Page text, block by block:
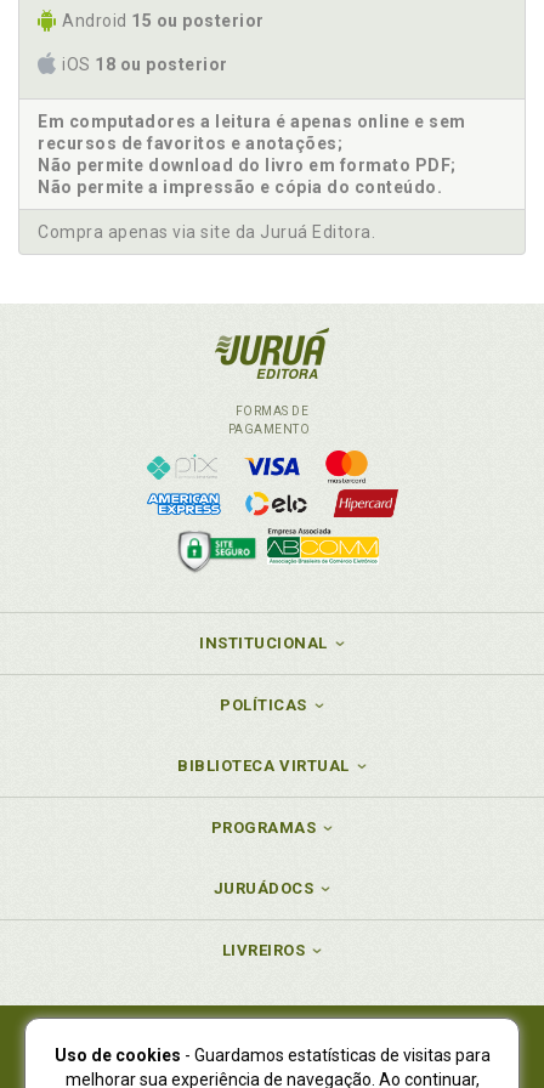
Android 15 ou posterior
iOS 18 ou posterior
Em computadores a leitura é apenas online e sem
recursos de favoritos e anotações;
Não permite download do livro em formato PDF;
Não permite a impressão e cópia do conteúdo.
Compra apenas via site da Juruá Editora.
FORMAS DE
PAGAMENTO
INSTITUCIONAL
POLÍTICAS
BIBLIOTECA VIRTUAL
PROGRAMAS
JURUÁDOCS
LIVREIROS
Juruá Editora Ltda., CNPJ 77.535.508/0001-19
Uso de cookies - Guardamos estatísticas de visitas para
melhorar sua experiência de navegação. Ao continuar,